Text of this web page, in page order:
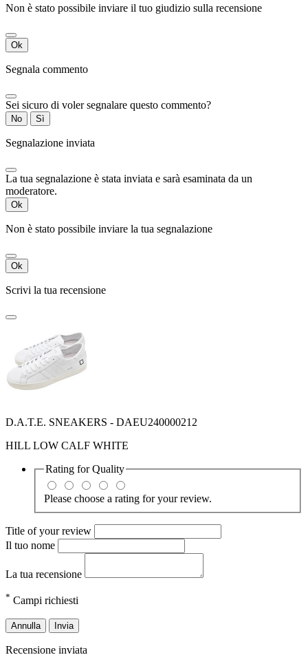
Non è stato possibile inviare il tuo giudizio sulla recensione
Ok
Segnala commento
Sei sicuro di voler segnalare questo commento?
No Sì
Segnalazione inviata
La tua segnalazione è stata inviata e sarà esaminata da un
moderatore.
Ok
Non è stato possibile inviare la tua segnalazione
Ok
Scrivi la tua recensione
D.A.T.E. SNEAKERS - DAEU240000212
HILL LOW CALF WHITE
Rating forQuality
Please choose a rating for your review.
Title of your review
Il tuo nome
La tua recensione
* Campi richiesti
Annulla Invia
Recensione inviata